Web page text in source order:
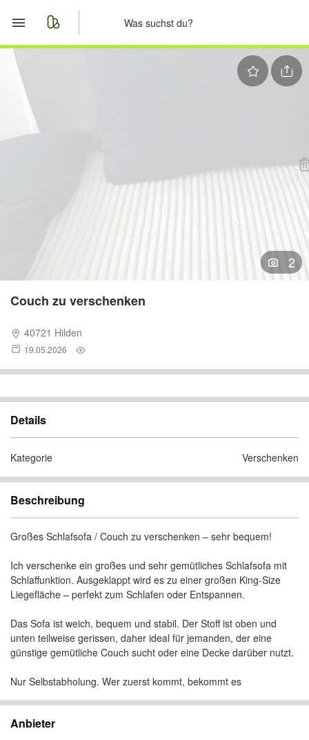
2
Couch zu verschenken
40721 Hilden
19.05.2026
Details
Kategorie Verschenken
Beschreibung
Großes Schlafsofa / Couch zu verschenken – sehr bequem!
Ich verschenke ein großes und sehr gemütliches Schlafsofa mit
Schlaffunktion. Ausgeklappt wird es zu einer großen King-Size
Liegefläche – perfekt zum Schlafen oder Entspannen.
Das Sofa ist weich, bequem und stabil. Der Stoff ist oben und
unten teilweise gerissen, daher ideal für jemanden, der eine
günstige gemütliche Couch sucht oder eine Decke darüber nutzt.
Nur Selbstabholung. Wer zuerst kommt, bekommt es
Anbieter